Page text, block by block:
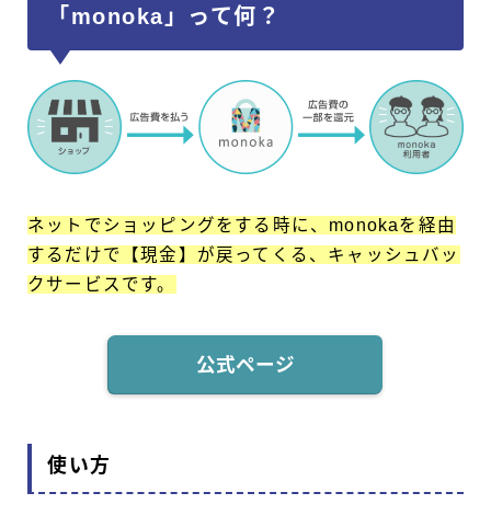
「monoka」って何？
ネットでショッピングをする時に、monokaを経由
するだけで【現金】が戻ってくる、キャッシュバッ
クサービスです。
公式ページ
使い方